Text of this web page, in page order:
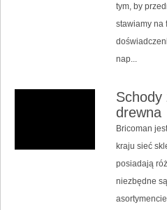
tym, by
stawiamy na
nap...
Schody
drewna
Bricoman
kraju sieć
posiadają
niezbędne